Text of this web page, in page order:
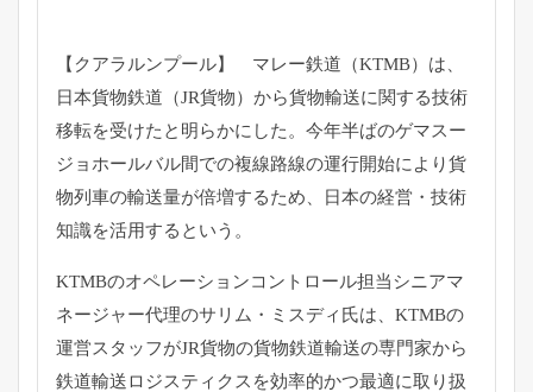
【クアラルンプール】 マレー鉄道（KTMB）は、
日本貨物鉄道（JR貨物） から貨物輸送に関する技術
移転を受けたと明らかにした。 今年半ばのゲマスー
ジョホールバル間での複線路線の運行開始によ り貨
物列車の輸送量が倍増するため、日本の経営・ 技術
知識を活用するという。
KTMBのオペレーションコントロール担当シニアマ
ネージャー代理のサリム・ミスディ氏は、 KTMBの
運営スタッフがJR貨物の貨物鉄道輸送の専門家から
鉄道輸送ロジスティクスを効率的かつ最適に取り扱